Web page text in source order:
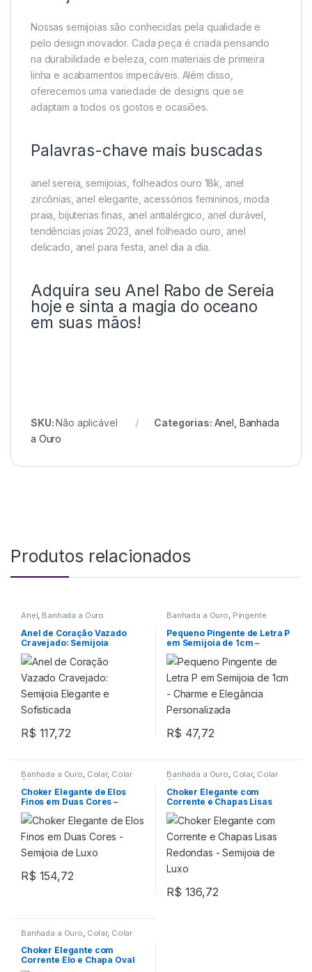
Nossas semijoias são conhecidas pela qualidade e
pelo design inovador. Cada peça é criada pensando
na durabilidade e beleza, com materiais de primeira
linha e acabamentos impecáveis. Além disso,
oferecemos uma variedade de designs que se
adaptam a todos os gostos e ocasiões.
Palavras-chave mais buscadas
anel sereia, semijoias, folheados ouro 18k, anel
zircônias, anel elegante, acessórios femininos, moda
praia, bijuterias finas, anel antialérgico, anel durável,
tendências joias 2023, anel folheado ouro, anel
delicado, anel para festa, anel dia a dia.
Adquira seu Anel Rabo de Sereia
hoje e sinta a magia do oceano
em suas mãos!
SKU:Não aplicável Categorias: Anel Banhada
a Ouro
Produtos relacionados
Anel, Banhada a Ouro
Anel de Coração Vazado
Cravejado: Semijoia
Elegante e Sofisticada
R$ 117,72
Banhada a Ouro, Pingente
Pequeno Pingente de Letra P
em Semijoia de 1cm –
Charme e Elegância
Personalizada
R$ 47,72
Banhada a Ouro, Colar, Colar
Choker
Choker Elegante de Elos
Finos em Duas Cores –
Semijoia de Luxo
R$ 154,72
Banhada a Ouro, Colar, Colar
Choker
Choker Elegante com
Corrente e Chapas Lisas
Redondas – Semijoia de
Luxo
R$ 136,72
Banhada a Ouro, Colar, Colar
Choker Elegante com
Corrente Elo e Chapa Oval
Trabalhada – Semijoia de